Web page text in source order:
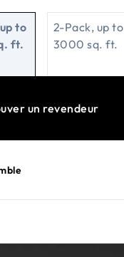
to
ft.
2-Pack, up to
3000 sq. ft.
un revendeur